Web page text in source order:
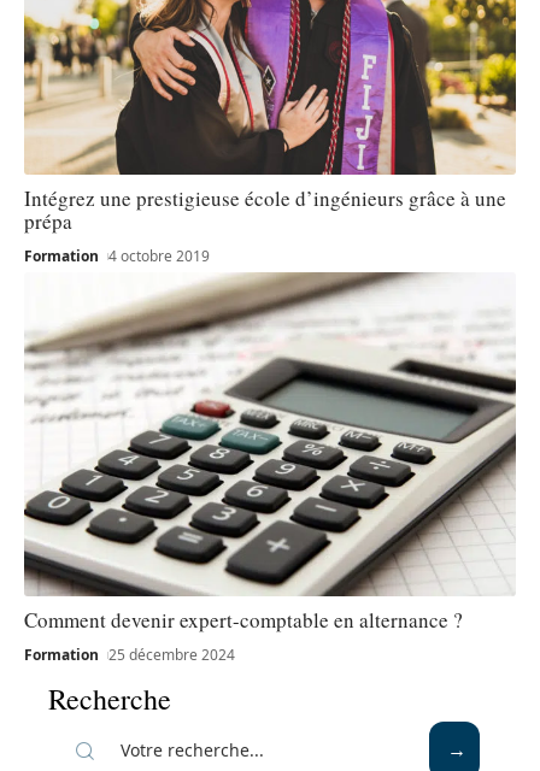
Intégrez une prestigieuse école d’ingénieurs grâce à une
prépa
Formation 4 octobre 2019
Comment devenir expert-comptable en alternance ?
Formation 25 décembre 2024
Recherche